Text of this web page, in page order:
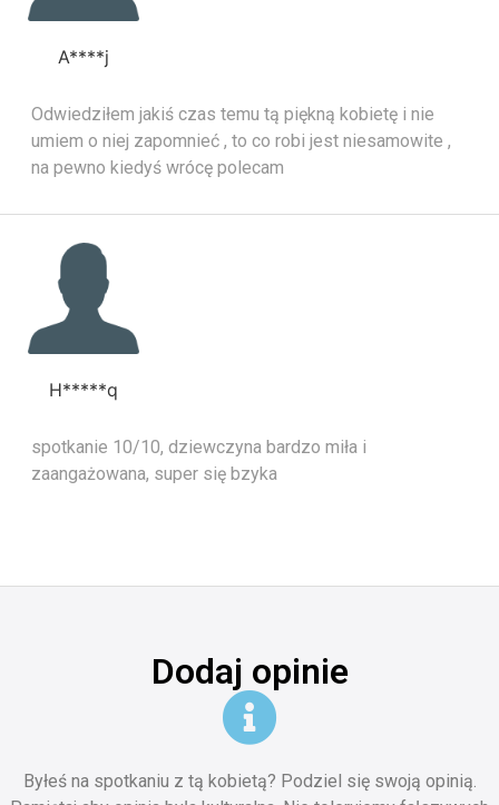
A****j
Odwiedziłem jakiś czas temu tą piękną kobietę i nie
umiem o niej zapomnieć , to co robi jest niesamowite ,
na pewno kiedyś wrócę polecam
H*****q
spotkanie 10/10, dziewczyna bardzo miła i
zaangażowana, super się bzyka
Dodaj opinie
Byłeś na spotkaniu z tą kobietą? Podziel się swoją opinią.